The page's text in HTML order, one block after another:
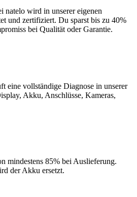
natelo wird in unserer eigenen
und zertifiziert. Du sparst bis zu 40%
bei Qualität oder Garantie.
eine vollständige Diagnose in unserer
Akku, Anschlüsse, Kameras,
mindestens 85% bei Auslieferung.
der Akku ersetzt.